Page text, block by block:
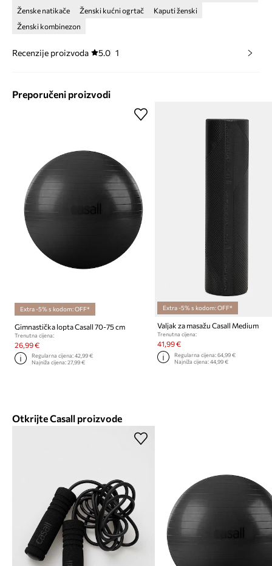
Ženske natikače Ženski kućni ogrtač
Kaputi ženski
Ženski kombinezon
Recenzije proizvoda 5.0 1
Preporučeni proizvodi
Extra -5% s kodom: OFF*
Gimnastička lopta Casall 70-75 cm
Trenutna cijena:
26,99 €
Regularna cijena:42,99 €
Najniža cijena:27,99 €
Extra -5% s kodom: OFF*
Valjak za masažu Casall Medium
Trenutna cijena:
41,99 €
Regularna cijena: 64,99 €
Najniža cijena: 44,99 €
Otkrijte Casall proizvode